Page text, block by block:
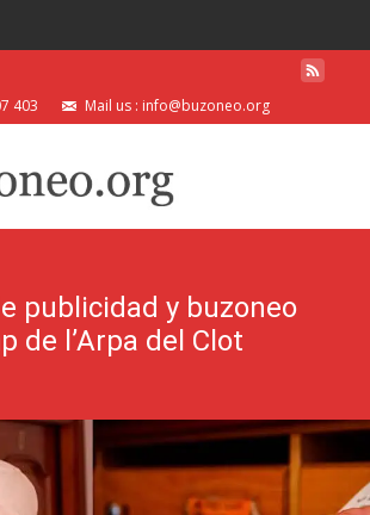
403 Mail us : info@buzoneo.org
publicidad y buzoneo
de l’Arpa del Clot